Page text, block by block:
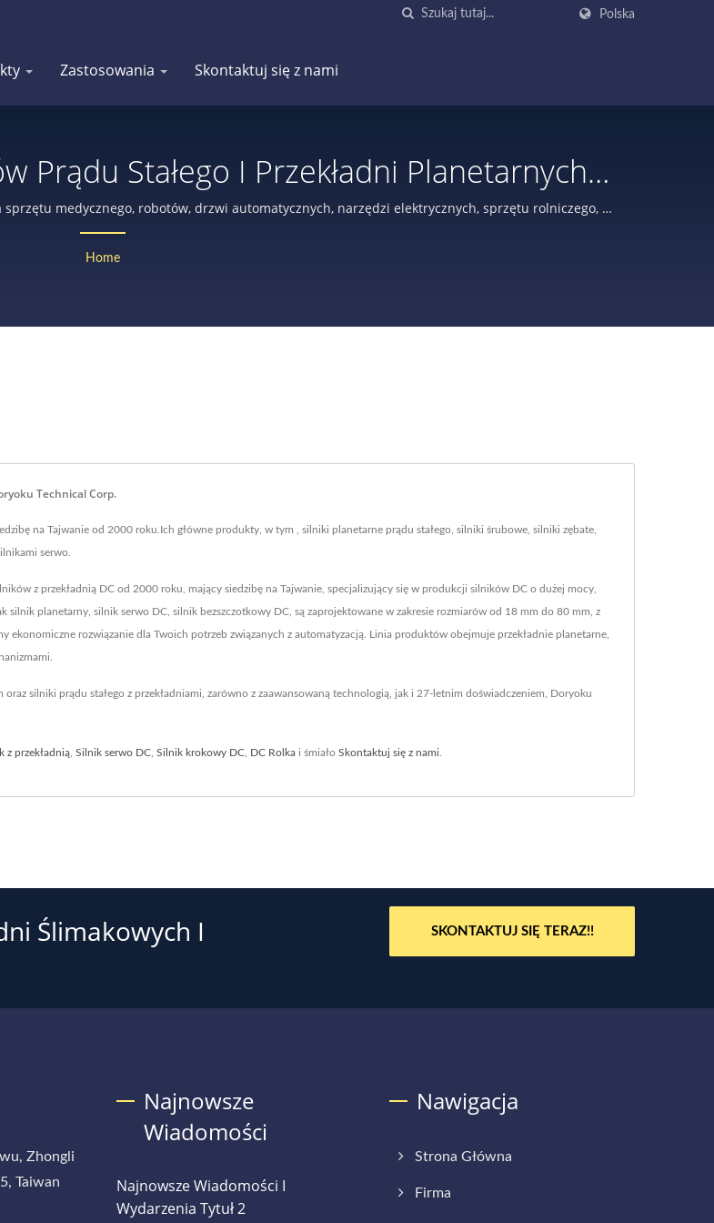
Polska
Zastosowania Skontaktuj się z nami
Prądu Stałego I Przekładni Planetarnych
Doryoku Technical Corp.
medycznego, robotów, drzwi automatycznych, narzędzi elektrycznych, sprzętu rolniczego, z
hamulcem, zamków zabezpieczających itp.
Home
Technical Corp.
na Tajwanie od 2000 roku.Ich główne produkty, w tym , silniki planetarne prądu stałego, silniki śrubowe, silniki zębate,
serwo.
z przekładnią DC od 2000 roku, mający siedzibę na Tajwanie, specjalizujący się w produkcji silników DC o dużej mocy,
silnik planetarny, silnik serwo DC, silnik bezszczotkowy DC, są zaprojektowane w zakresie rozmiarów od 18 mm do 80 mm, z
rozwiązanie dla Twoich potrzeb związanych z automatyzacją. Linia produktów obejmuje przekładnie planetarne,
silniki prądu stałego z przekładniami, zarówno z zaawansowaną technologią, jak i 27-letnim doświadczeniem, Doryoku
z przekładnią Silnik serwo DC Silnik krokowy DC DC Rolka i śmiało Skontaktuj się z nami
Ślimakowych I
SKONTAKTUJ SIĘ TERAZ!!
Zhongli
Taiwan
Najnowsze
Wiadomości
Najnowsze Wiadomości I
Wydarzenia Tytuł 2
Nawigacja
Strona Główna
Firma